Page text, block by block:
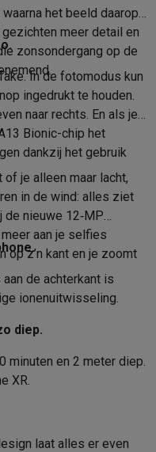
het beeld daarop
meer detail en
zonsondergang op de
In de fotomodus kun
ingedrukt te houden.
naar rechts. En als je
Bionic-chip het
dankzij het gebruik
je alleen maar lacht,
in de wind: alles ziet
nieuwe 12‑MP
aan je selfies
op z’n kant en je zoomt
de achterkant is
ionen­uitwisseling.
diep.
minuten en 2 meter diep.
XR.
laat alles er even